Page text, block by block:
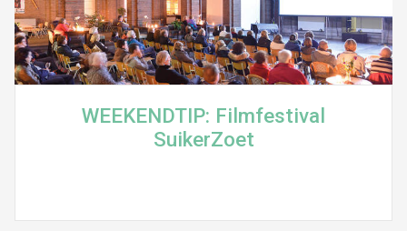
WEEKENDTIP: Filmfestival
SuikerZoet